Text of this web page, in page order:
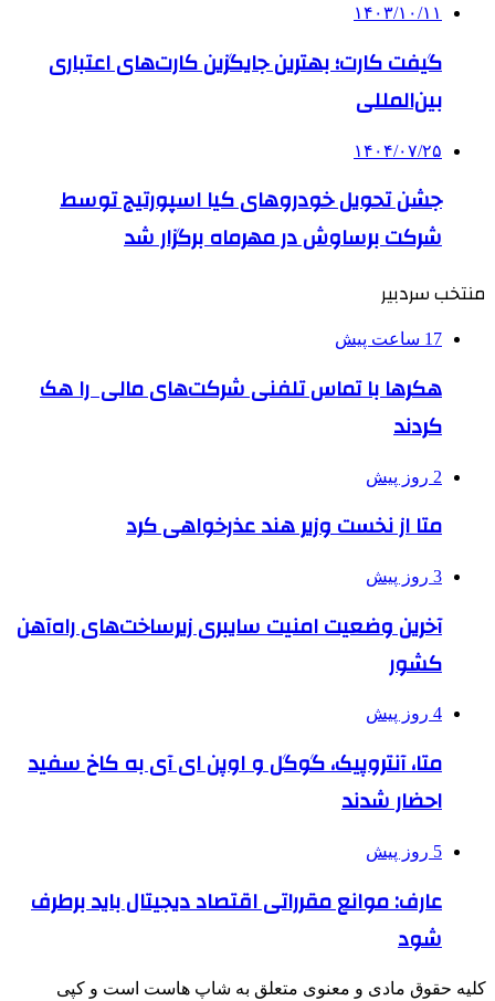
۱۴۰۳/۱۰/۱۱
گیفت کارت؛ بهترین جایگزین کارت‌های اعتباری
بین‌المللی
۱۴۰۴/۰۷/۲۵
جشن تحویل خودروهای کیا اسپورتیج توسط
شرکت برساوش در مهرماه برگزار شد
منتخب سردبیر
17 ساعت پیش
هکرها با تماس تلفنی شرکت‌های مالی را هک
کردند
2 روز پیش
متا از نخست وزیر هند عذرخواهی کرد
3 روز پیش
آخرین وضعیت امنیت سایبری زیرساخت‌های راه‌آهن
کشور
4 روز پیش
متا، آنتروپیک، گوگل و اوپن ای آی به کاخ سفید
احضار شدند
5 روز پیش
عارف: موانع مقرراتی اقتصاد دیجیتال باید برطرف
شود
کلیه حقوق مادی و معنوی متعلق به شاپ هاست است و کپی